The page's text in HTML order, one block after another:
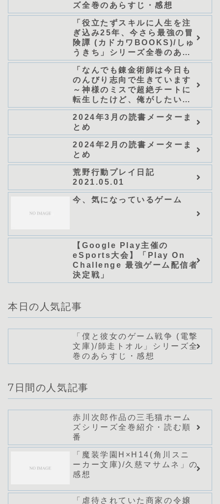
ズ全巻のあらすじ・感想
「役立たずスキルに人生を注
ぎ込み25年、今さら最強の冒
険譚 (カドカワBOOKS)/しゅ
うきち」シリーズ全巻のあら
すじ・感想
「なんでも錬金術師は今日も
のんびり志向で生きています
～神様のミスで超絶チートに
転生したけど、俺がしたいの
は冒険じゃなくてホワイト商
会の立上げです～（グラスト
ノベルス） (グラスト
NOVELS)/可換環」シリーズ
全巻のあらすじ・感想
2024年3月の読書メーターま
とめ
2024年2月の読書メーターま
とめ
荒野行動プレイ日記
2021.05.01
今、気になっているゲーム
【Google Play主催の
eSports大会】「Play On
Challenge 最強ゲーム配信者
決定戦」
本日の人気記事
「僕と彼女のゲーム戦争 (電撃
文庫)/師走トオル」シリーズ全
巻のあらすじ・感想
7日間の人気記事
赤川次郎作品の三毛猫ホーム
ズシリーズ全巻紹介・読む順
番
「魔装学園H×H14(角川スニ
ーカー文庫)/久慈マサムネ」の
感想
「虐待されていた商家の令嬢